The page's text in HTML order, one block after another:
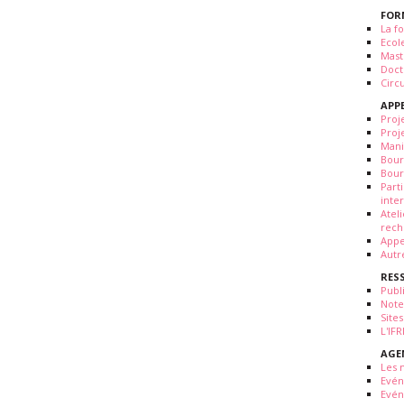
La
Les